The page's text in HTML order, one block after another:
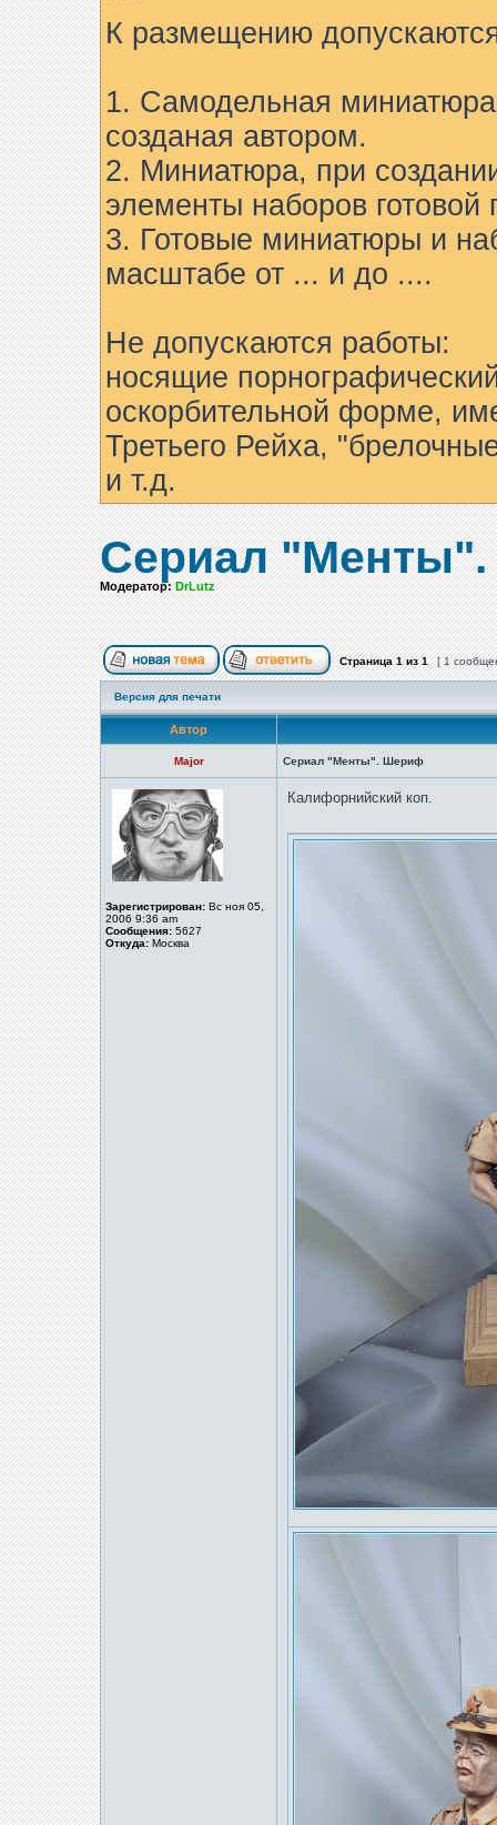
К размещению
1. Самодельная
созданая автором.
2. Миниатюра, при
элементы наборов готовой
3. Готовые миниатюры и
масштабе от ... и до ....
Не допускаются работы:
носящие
оскорбительной форме,
Третьего Рейха,
и т.д.
Сериал
Модератор:DrLutz
Страница1из1 [ 1
Версия для печати
Автор
Major Сериал "Менты". Шериф
Зарегистрирован: Вс ноя 05,
2006 9:36 am
Сообщения: 5627
Откуда: Москва
Калифорнийский коп.